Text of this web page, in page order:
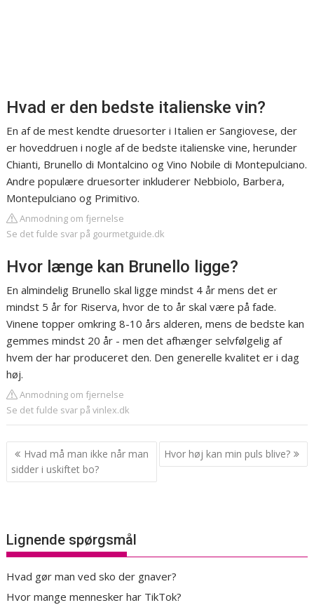
Hvad er den bedste italienske vin?
En af de mest kendte druesorter i Italien er Sangiovese, der
er hoveddruen i nogle af de bedste italienske vine, herunder
Chianti, Brunello di Montalcino og Vino Nobile di Montepulciano.
Andre populære druesorter inkluderer Nebbiolo, Barbera,
Montepulciano og Primitivo.
Anmodning om fjernelse
Se det fulde svar på gourmetguide.dk
Hvor længe kan Brunello ligge?
En almindelig Brunello skal ligge mindst 4 år mens det er
mindst 5 år for Riserva, hvor de to år skal være på fade.
Vinene topper omkring 8-10 års alderen, mens de bedste kan
gemmes mindst 20 år - men det afhænger selvfølgelig af
hvem der har produceret den. Den generelle kvalitet er i dag
høj.
Anmodning om fjernelse
Se det fulde svar på vinlex.dk
Indlægsnavigation
Hvad må man ikke når man
sidder i uskiftet bo?
Hvor høj kan min puls blive?
Lignende spørgsmål
Hvad gør man ved sko der gnaver?
Hvor mange mennesker har TikTok?